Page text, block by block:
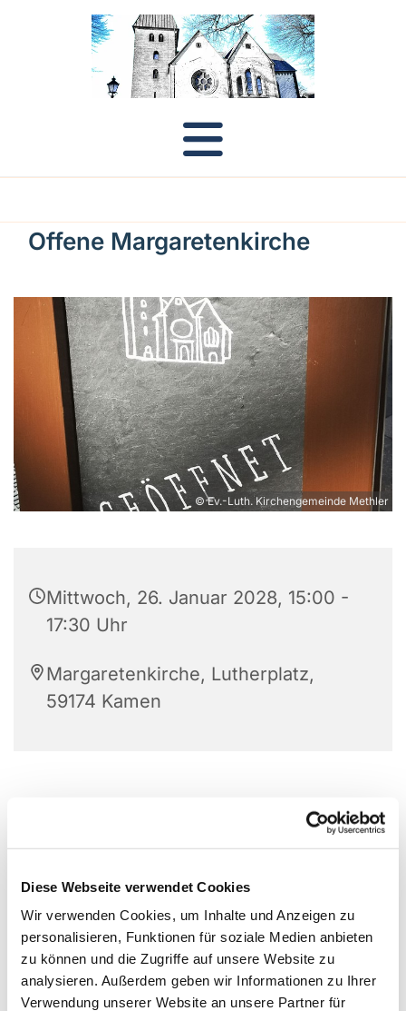
Diese Webseite verwendet Cookies
Wir verwenden Cookies, um Inhalte und Anzeigen zu
personalisieren, Funktionen für soziale Medien anbieten
zu können und die Zugriffe auf unsere Website zu
analysieren. Außerdem geben wir Informationen zu Ihrer
Verwendung unserer Website an unsere Partner für
Offene Margaretenkirche
© Ev.-Luth. Kirchengemeinde Methler
Mittwoch, 26. Januar 2028, 15:00 -
17:30 Uhr
Margaretenkirche, Lutherplatz,
59174 Kamen